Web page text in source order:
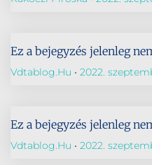
Ez a bejegyzés jelenleg
Vdtablog.hu 2022.
Ez a bejegyzés jelenleg
Vdtablog.hu 2022.